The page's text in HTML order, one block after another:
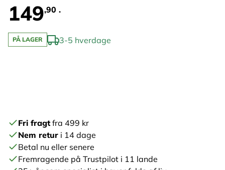
149,90 .
PÅ LAGER 3-5 hverdage
Fri fragtfra 499 kr
Nem retur i 14 dage
Betal nu eller senere
Fremragende på Trustpilot i 11 lande